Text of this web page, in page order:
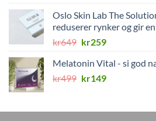
kr449.
kr269,40.
Oslo Skin Lab The
reduserer rynker og gir
kr649 Opprinnelig
var:
kr649.
kr259Nåværende
er:
kr259.
Melatonin Vital - si god
kr499 Opprinnelig
kr499.
kr149Nåværende
kr149.